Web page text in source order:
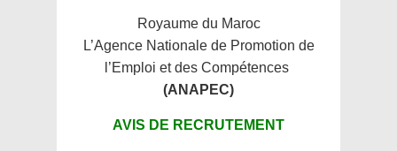
Royaume du Maroc
L’Agence Nationale de Promotion de
l’Emploi et des Compétences
(ANAPEC)
AVIS DE RECRUTEMENT